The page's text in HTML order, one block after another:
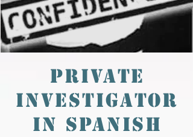
PRIVATE
INVESTIGATOR
IN SPANISH